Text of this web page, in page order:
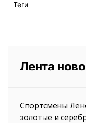
Теги:
Лента
Спортсмены
золотые и